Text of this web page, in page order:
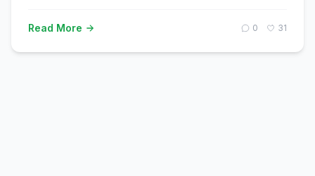
Read More 0 31